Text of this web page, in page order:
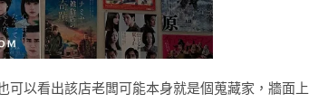
可以看出該店老闆可能本身就是個蒐藏家，牆面上